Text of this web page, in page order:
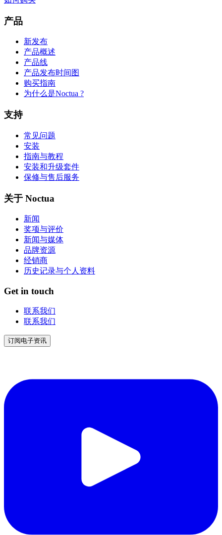
产品
新发布
产品概述
产品线
产品发布时间图
购买指南
为什么是Noctua ?
支持
常见问题
安装
指南与教程
安装和升级套件
保修与售后服务
关于 Noctua
新闻
奖项与评价
新闻与媒体
品牌资源
经销商
历史记录与个人资料
Get in touch
联系我们
联系我们
订阅电子资讯